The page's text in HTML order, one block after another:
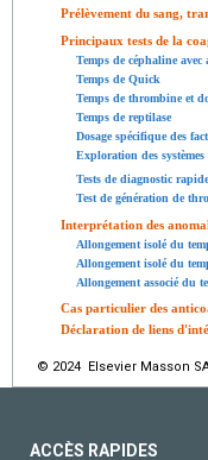
Prélèvement du sang,
Principaux tests de la
Temps de céphaline avec
Temps de Quick
Temps de thrombine et
Temps de reptilase
Dosage spécifique des
Exploration des
Tests de diagnostic
Test de génération de
Interprétation des
Allongement isolé du
Allongement isolé du
Allongement associé du
Cas particulier des
Déclaration de liens
© 2024 Elsevier Masson
ACCÈS RAPIDES